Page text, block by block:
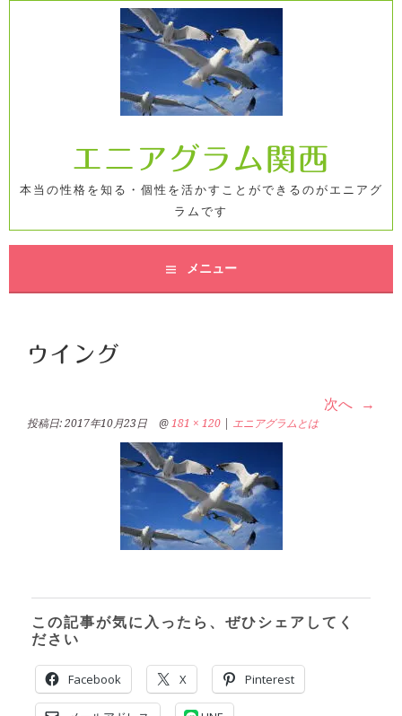
エニアグラム関西
本当の性格を知る・個性を活かすことができるのがエニアグ
ラムです
メニュー
ウイング
次へ
投稿日:2017年10月23日 @181 × 120 エニアグラムとは
この記事が気に入ったら、ぜひシェアしてく
ださい
Facebook X Pinterest